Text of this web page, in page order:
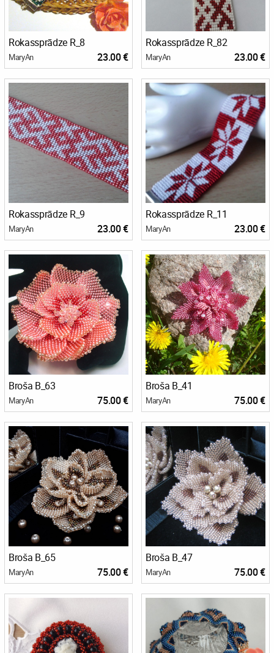
Rokassprādze R_8
MaryAn 23.00 €
Rokassprādze R_82
MaryAn 23.00 €
Rokassprādze R_9
MaryAn 23.00 €
Rokassprādze R_11
MaryAn 23.00 €
Broša B_63
MaryAn 75.00 €
Broša B_41
MaryAn 75.00 €
Broša B_65
MaryAn 75.00 €
Broša B_47
MaryAn 75.00 €